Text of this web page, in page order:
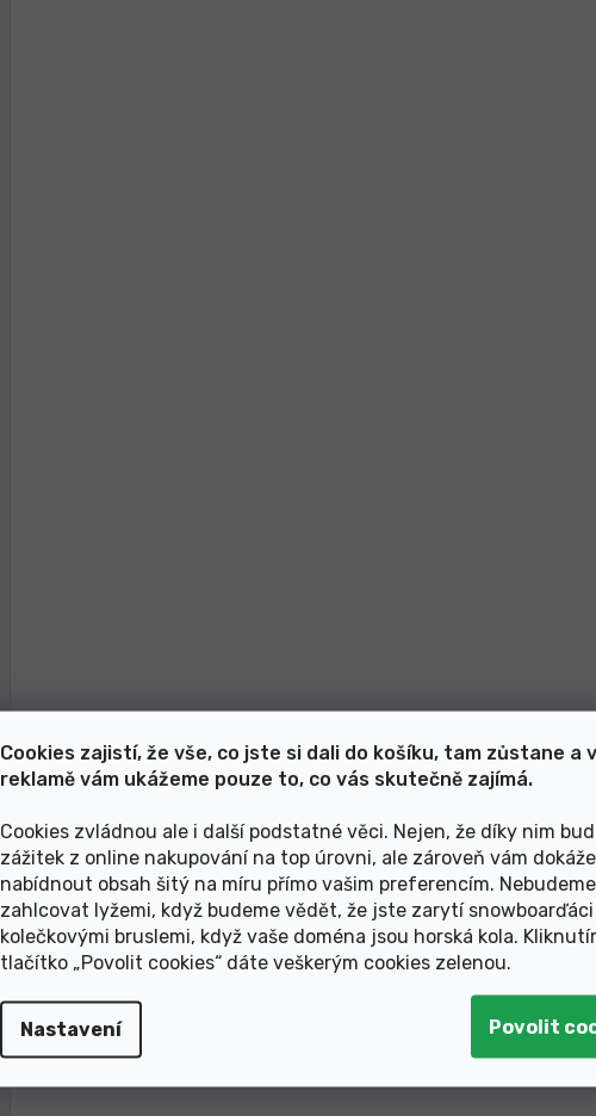
Cookies zajistí, že vše, co jste si dali do košíku, tam zůstane a v
reklamě vám ukážeme pouze to, co vás skutečně zajímá.
Cookies zvládnou ale i další podstatné věci. Nejen, že díky nim
zážitek z online nakupování na top úrovni, ale zároveň vám
nabídnout obsah šitý na míru přímo vašim preferencím.
zahlcovat lyžemi, když budeme vědět, že jste zarytí
kolečkovými bruslemi, když vaše doména jsou horská kola.
tlačítko „Povolit cookies“ dáte veškerým cookies zelenou.
Nastavení